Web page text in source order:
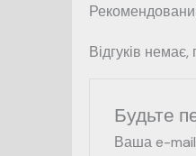
Відгуків
Будьте
Ваша e-